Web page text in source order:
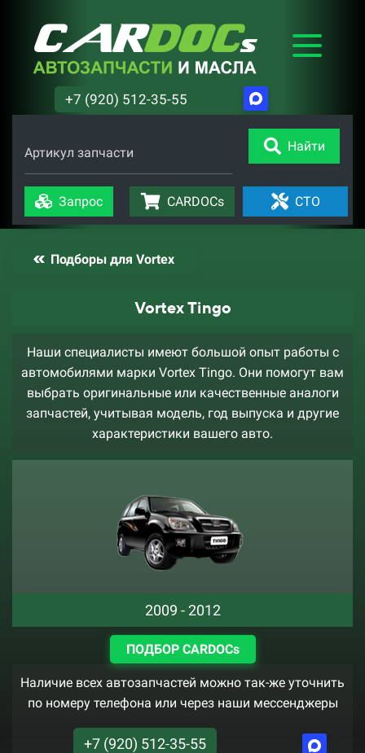
+7 (920) 512-35-55
Артикул запчасти Найти
Запрос CARDOCs СТО
Подборы для Vortex
Vortex Tingo
Наши специалисты имеют большой опыт работы с
автомобилями марки Vortex Tingo. Они помогут вам
выбрать оригинальные или качественные аналоги
запчастей, учитывая модель, год выпуска и другие
характеристики вашего авто.
2009 - 2012
ПОДБОР CARDOCs
Наличие всех автозапчастей можно так-же уточнить
по номеру телефона или через наши мессенджеры
+7 (920) 512-35-55